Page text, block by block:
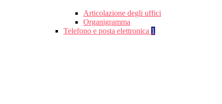
Articolazione degli uffici
Organigramma
Telefono e posta elettronica 1